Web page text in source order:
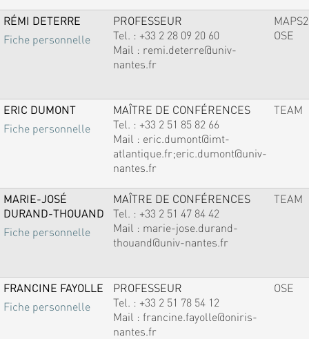
RÉMI DETERRE
Fiche personnelle
PROFESSEUR
Tel. : +33 2 28 09 20 60
Mail : remi.deterre@univ-
nantes.fr
MAPS2
OSE
ERIC DUMONT
Fiche personnelle
MAÎTRE DE CONFÉRENCES
Tel. : +33 2 51 85 82 66
Mail : eric.dumont@imt-
atlantique.fr;eric.dumont@univ-
nantes.fr
TEAM
MARIE-JOSÉ
DURAND-THOUAND
Fiche personnelle
MAÎTRE DE CONFÉRENCES
Tel. : +33 2 51 47 84 42
Mail : marie-jose.durand-
thouand@univ-nantes.fr
TEAM
FRANCINE FAYOLLE
Fiche personnelle
PROFESSEUR
Tel. : +33 2 51 78 54 12
Mail : francine.fayolle@oniris-
nantes.fr
OSE